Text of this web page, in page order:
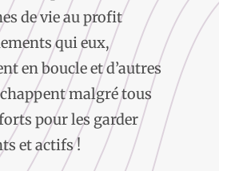
de vie au profit
qui eux,
en boucle et d’autres
malgré tous
pour les garder
et actifs !